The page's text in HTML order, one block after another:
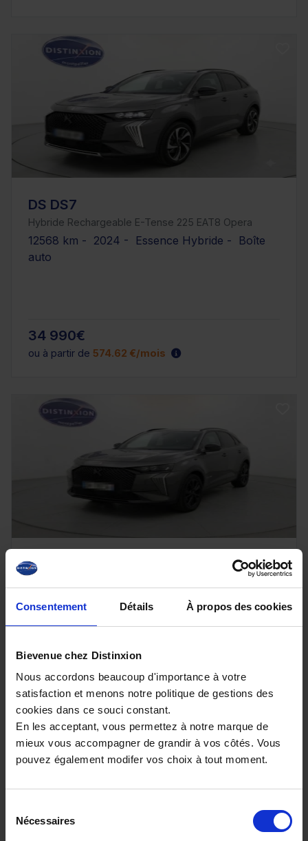
Consentement Détails À propos des cookies
Bievenue chez Distinxion
Nous accordons beaucoup d'importance à votre
satisfaction et menons notre politique de gestions des
cookies dans ce souci constant.
En les acceptant, vous permettez à notre marque de
mieux vous accompagner de grandir à vos côtés. Vous
pouvez également modifer vos choix à tout moment.
Nécessaires
DS DS7
Hybride Rechargeable E-Tense 225 EAT8 Opera
12568 km - 2024 - Essence Hybride - Boîte
auto
34 990€
ou à partir de 574.62 €/mois
DS DS7
15496 km - 2024 - Essence Hybride - Boîte
auto
29 880€
ou à partir de475.72 €/mois